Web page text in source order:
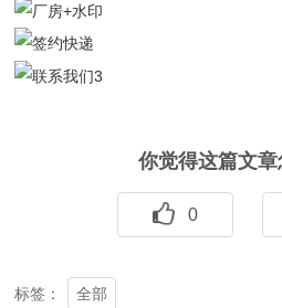
你觉得这篇文章
0
标签： 全部